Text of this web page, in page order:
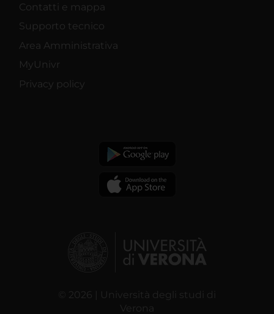
Contatti e mappa
Supporto tecnico
Area Amministrativa
MyUnivr
Privacy policy
© 2026 | Università degli studi di
Verona